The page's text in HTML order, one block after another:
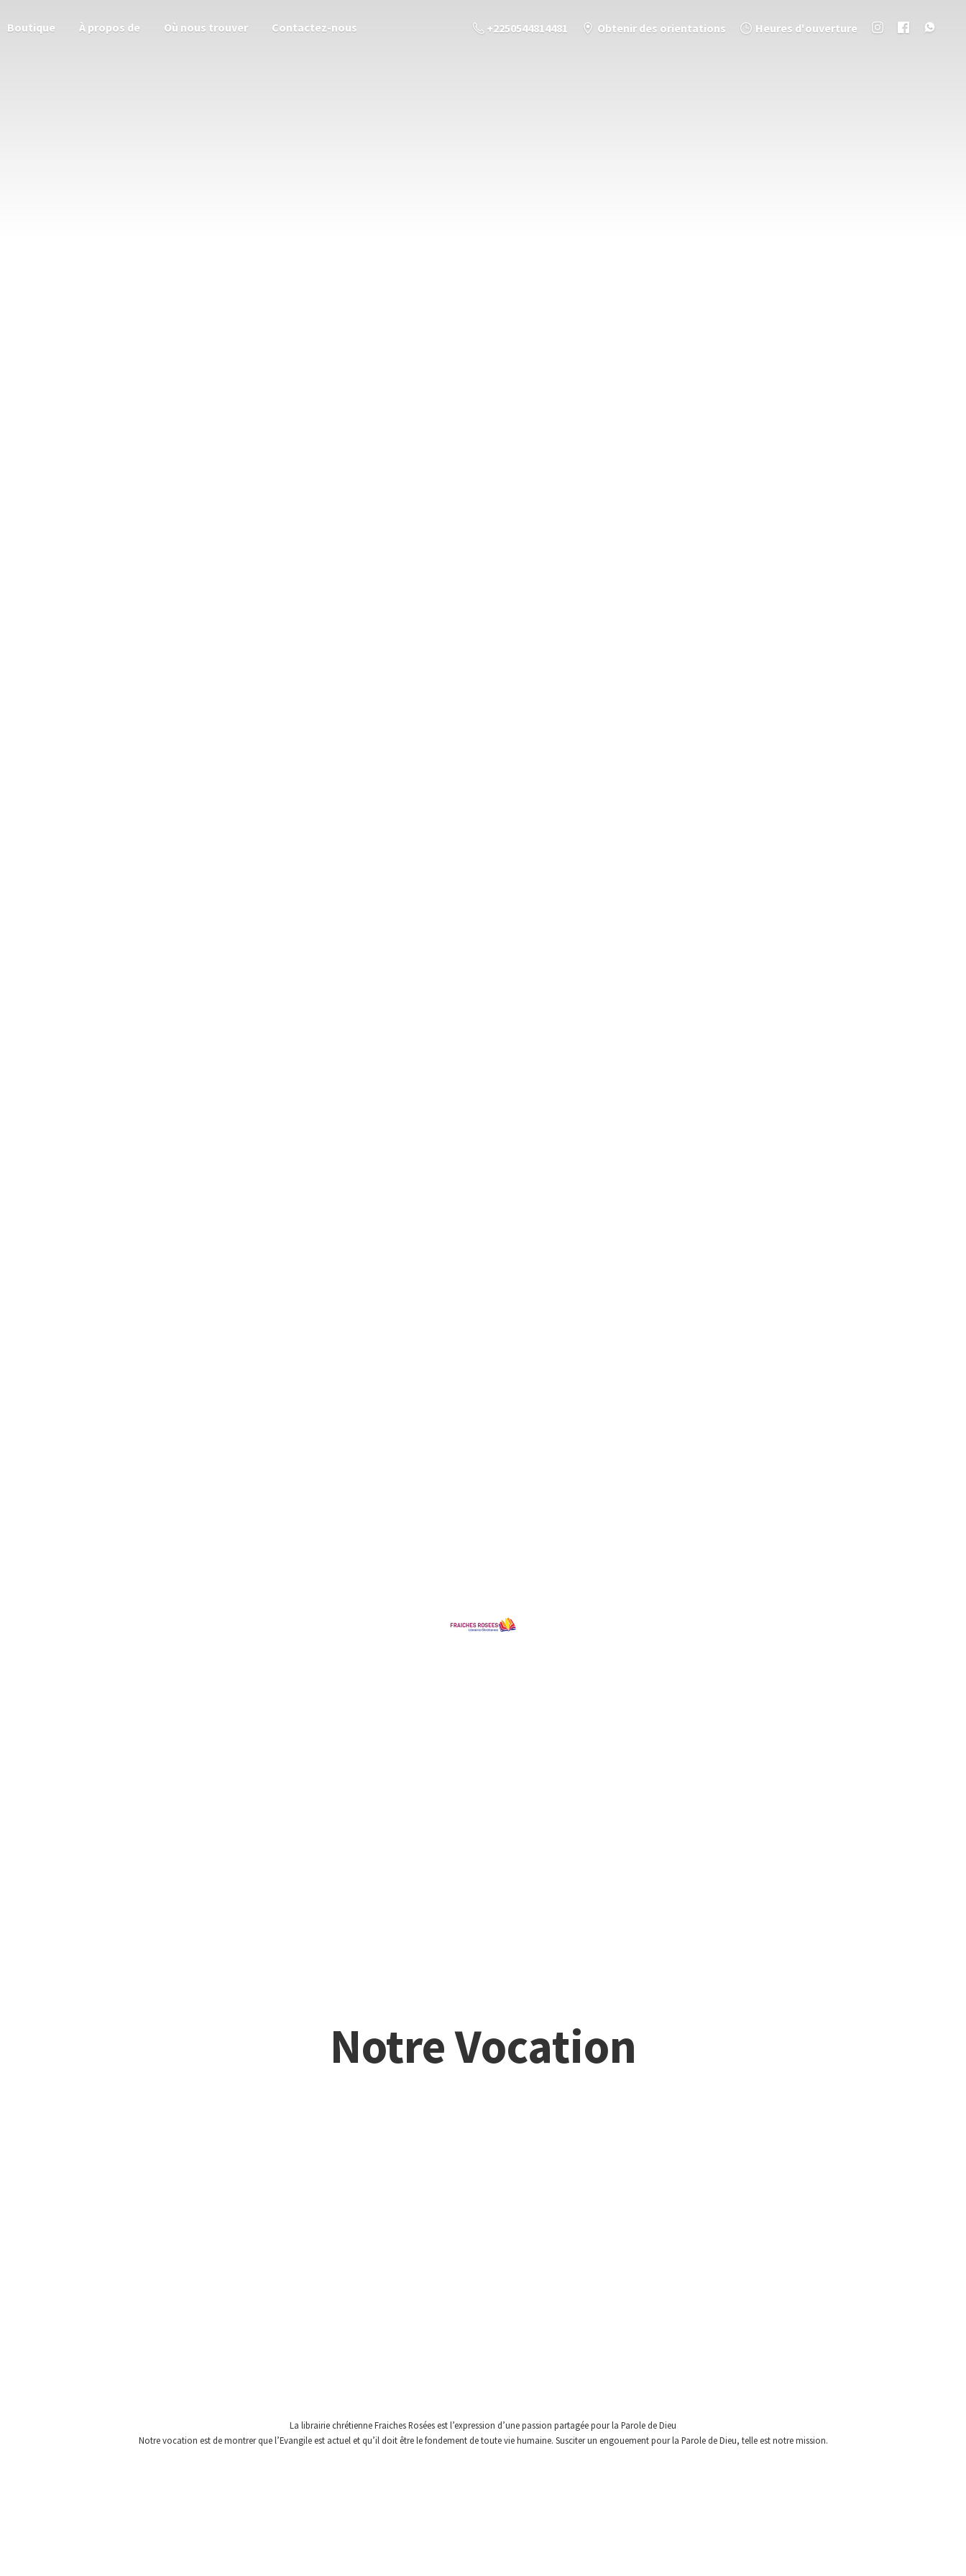
Boutique À propos de Où nous trouver Contactez-nous +2250544814481 Obtenir des orientations Heures d'ouverture
Notre Vocation
La librairie chrétienne Fraiches Rosées est l’expression d’une passion partagée pour la Parole de Dieu
Notre vocation est de montrer que l’Evangile est actuel et qu’il doit être le fondement de toute vie humaine. Susciter un engouement pour la Parole de Dieu, telle estnotre mission.